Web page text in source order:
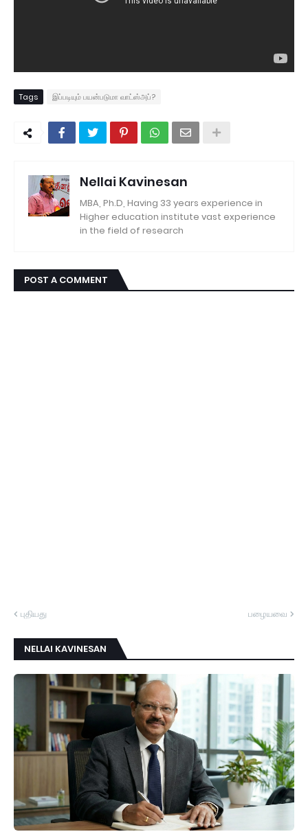
Tags இப்படியும் பயன்படுமா வாட்ஸ்அப்?
Nellai Kavinesan
MBA, Ph.D, Having 33 years experience in
Higher education institute vast experience
in the field of research
POST A COMMENT
புதியது பழையவை
NELLAI KAVINESAN